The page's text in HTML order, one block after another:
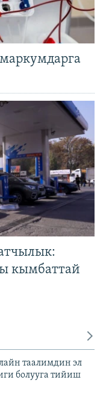
кымбаттай
таалимдин эл
болууга тийиш